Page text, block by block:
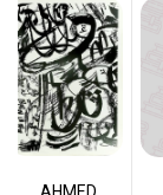
AHMED